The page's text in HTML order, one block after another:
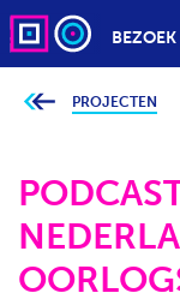
BEZOEK
J
v
n
d
e
h
PROJECTEN